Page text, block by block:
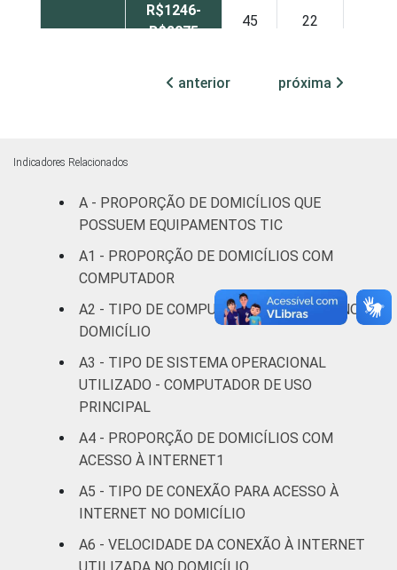
R$1246-
R$2075
45 22
R$2076-
24
CLASSE
SOCIAL3
A 35 17
B 43 25
47 19 5
1Base: 3.297 domicílios entrevistados com
acesso à Internet, cujos respondentes
sabem o tipo de conexão que possuem.
Respostas estimuladas.
3O critério utilizado para classificação leva
em consideração a educação do chefe de
família e a posse de uma serie de utensílios
domésticos, relacionando-os a um sistema
por domicílio é associada a uma Classe
anterior próxima
Indicadores Relacionados
A - PROPORÇÃO DE DOMICÍLIOS QUE
POSSUEM EQUIPAMENTOS TIC
A1 - PROPORÇÃO DE DOMICÍLIOS COM
COMPUTADOR
A2 - TIPO DE COMPUTADOR PRESENTE NO
DOMICÍLIO
A3 - TIPO DE SISTEMA OPERACIONAL
UTILIZADO - COMPUTADOR DE USO
PRINCIPAL
A4 - PROPORÇÃO DE DOMICÍLIOS COM
ACESSO À INTERNET1
A5 - TIPO DE CONEXÃO PARA ACESSO À
INTERNET NO DOMICÍLIO
A6 - VELOCIDADE DA CONEXÃO À INTERNET